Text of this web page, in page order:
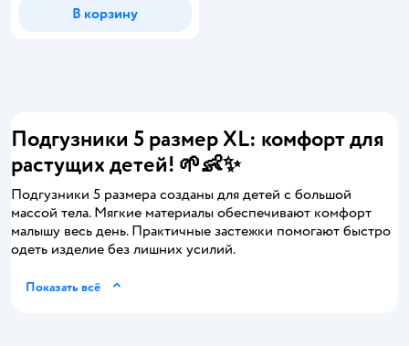
В корзину
Подгузники 5 размер XL: комфорт для
растущих детей! 🌱👶✨
Подгузники 5 размера созданы для детей с большой
массой тела. Мягкие материалы обеспечивают комфорт
малышу весь день. Практичные застежки помогают быстро
одеть изделие без лишних усилий.
Показать всё